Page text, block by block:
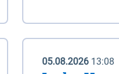
05.08.2026 13:08